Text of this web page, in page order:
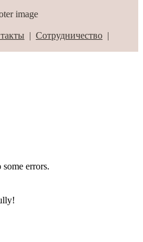
| Сотрудничество |
some errors.